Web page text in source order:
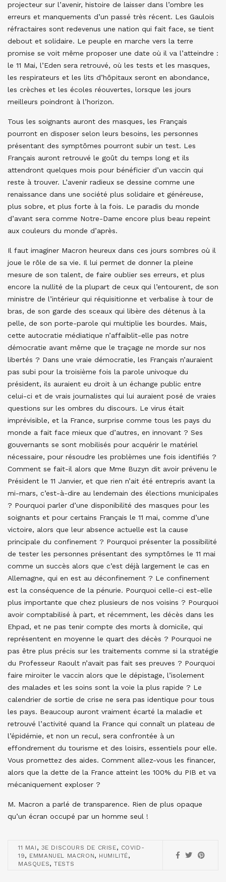
projecteur sur l’avenir, histoire de laisser dans l’ombre les
erreurs et manquements d’un passé très récent. Les Gaulois
réfractaires sont redevenus une nation qui fait face, se tient
debout et solidaire. Le peuple en marche vers la terre
promise se voit même proposer une date où il va l’atteindre :
le 11 Mai, l’Eden sera retrouvé, où les tests et les masques,
les respirateurs et les lits d’hôpitaux seront en abondance,
les crèches et les écoles réouvertes, lorsque les jours
meilleurs poindront à l’horizon.
Tous les soignants auront des masques, les Français
pourront en disposer selon leurs besoins, les personnes
présentant des symptômes pourront subir un test. Les
Français auront retrouvé le goût du temps long et ils
attendront quelques mois pour bénéficier d’un vaccin qui
reste à trouver. L’avenir radieux se dessine comme une
renaissance dans une société plus solidaire et généreuse,
plus sobre, et plus forte à la fois. Le paradis du monde
d’avant sera comme Notre-Dame encore plus beau repeint
aux couleurs du monde d’après.
Il faut imaginer Macron heureux dans ces jours sombres où il
joue le rôle de sa vie. Il lui permet de donner la pleine
mesure de son talent, de faire oublier ses erreurs, et plus
encore la nullité de la plupart de ceux qui l’entourent, de son
ministre de l’intérieur qui réquisitionne et verbalise à tour de
bras, de son garde des sceaux qui libère des détenus à la
pelle, de son porte-parole qui multiplie les bourdes. Mais,
cette autocratie médiatique n’affaiblit-elle pas notre
démocratie avant même que le traçage ne morde sur nos
libertés ? Dans une vraie démocratie, les Français n’auraient
pas subi pour la troisième fois la parole univoque du
président, ils auraient eu droit à un échange public entre
celui-ci et de vrais journalistes qui lui auraient posé de vraies
questions sur les ombres du discours. Le virus était
imprévisible, et la France, surprise comme tous les pays du
monde a fait face mieux que d’autres, en innovant ? Ses
gouvernants se sont mobilisés pour acquérir le matériel
nécessaire, pour résoudre les problèmes une fois identifiés ?
Comment se fait-il alors que Mme Buzyn dit avoir prévenu le
Président le 11 Janvier, et que rien n’ait été entrepris avant la
mi-mars, c’est-à-dire au lendemain des élections municipales
? Pourquoi parler d’une disponibilité des masques pour les
soignants et pour certains Français le 11 mai, comme d’une
victoire, alors que leur absence actuelle est la cause
principale du confinement ? Pourquoi présenter la possibilité
de tester les personnes présentant des symptômes le 11 mai
comme un succès alors que c’est déjà largement le cas en
Allemagne, qui en est au déconfinement ? Le confinement
est la conséquence de la pénurie. Pourquoi celle-ci est-elle
plus importante que chez plusieurs de nos voisins ? Pourquoi
avoir comptabilisé à part, et récemment, les décès dans les
Ehpad, et ne pas tenir compte des morts à domicile, qui
représentent en moyenne le quart des décès ? Pourquoi ne
pas être plus précis sur les traitements comme si la stratégie
du Professeur Raoult n’avait pas fait ses preuves ? Pourquoi
faire miroiter le vaccin alors que le dépistage, l’isolement
des malades et les soins sont la voie la plus rapide ? Le
calendrier de sortie de crise ne sera pas identique pour tous
les pays. Beaucoup auront vraiment écarté la maladie et
retrouvé l’activité quand la France qui connaît un plateau de
l’épidémie, et non un recul, sera confrontée à un
effondrement du tourisme et des loisirs, essentiels pour elle.
Vous promettez des aides. Comment allez-vous les financer,
alors que la dette de la France atteint les 100% du PIB et va
mécaniquement exploser ?
M. Macron a parlé de transparence. Rien de plus opaque
qu’un écran occupé par un homme seul !
11 MAI , 3E DISCOURS DE CRISE, COVID-
19, EMMANUEL MACRON, HUMILITÉ,
MASQUES,TESTS